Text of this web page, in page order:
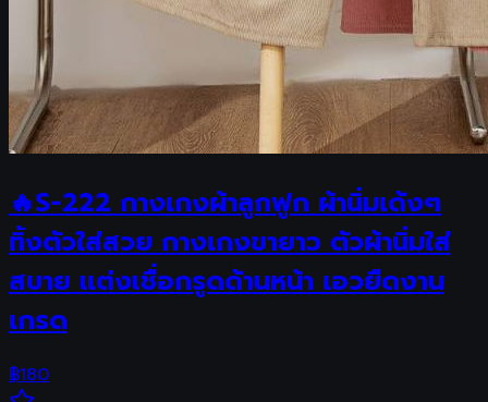
🔥S-222 กางเกงผ้าลูกฟูก ผ้านิ่มเด้งๆ
ทิ้งตัวใส่สวย กางเกงขายาว ตัวผ้านิ่มใส่
สบาย แต่งเชื่อกรูดด้านหน้า เอวยืดงาน
เกรด
฿180